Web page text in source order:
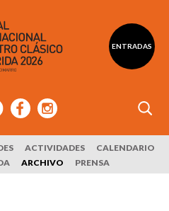
ENTRADAS
ACTIVIDADES
CALENDARIO
ARCHIVO PRENSA